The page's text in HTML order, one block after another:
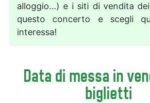
alloggio...) e i siti di vendita
questo concerto e scegli
interessa!
Data di messa in
biglietti